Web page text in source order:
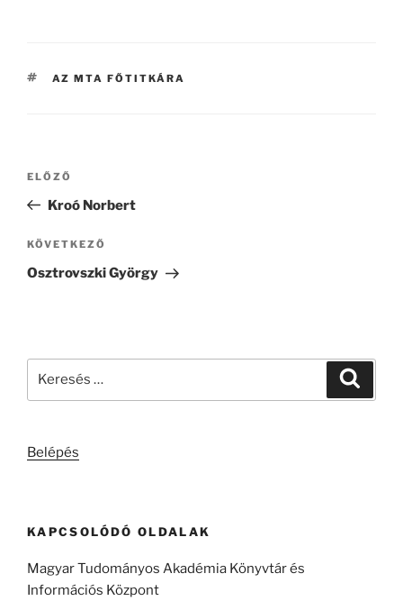
CÍMKÉK
AZ MTA FŐTITKÁRA
Bejegyzés
Korábbi
bejegyzés
ELŐZŐ
Kroó Norbert
Következő
bejegyzés
KÖVETKEZŐ
Osztrovszki György
Belépés
KAPCSOLÓDÓ OLDALAK
Magyar Tudományos Akadémia Könyvtár és
Információs Központ